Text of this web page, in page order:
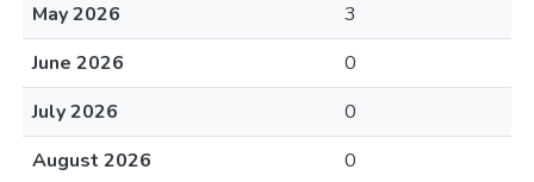
May 2026
3
June 2026
0
July 2026
0
August 2026
0